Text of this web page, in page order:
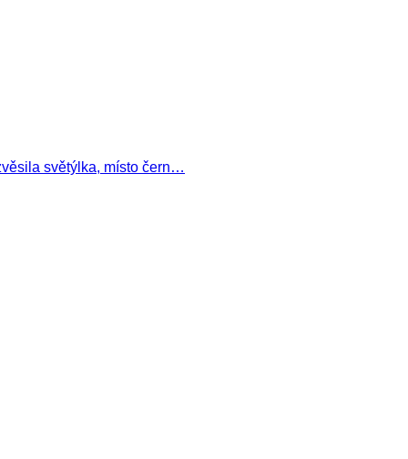
světýlka, místo čern…